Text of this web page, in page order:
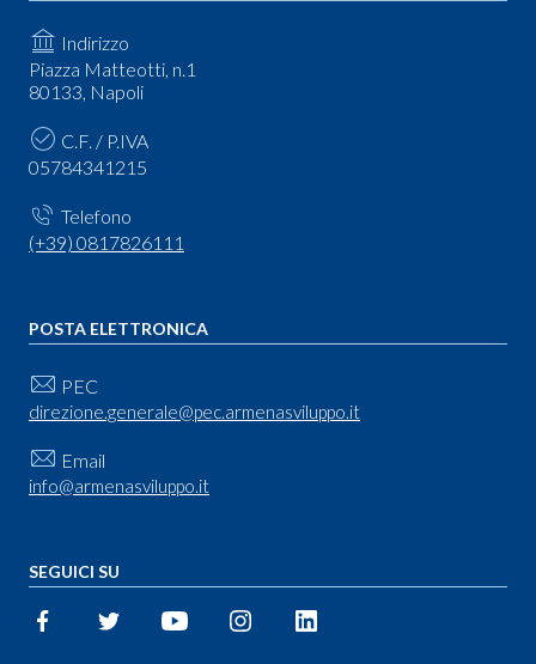
Indirizzo
Piazza Matteotti, n.1
80133, Napoli
C.F. / P.IVA
05784341215
Telefono
(+39) 0817826111
POSTA ELETTRONICA
PEC
direzione.generale@pec.armenasviluppo.it
Email
info@armenasviluppo.it
SEGUICI SU